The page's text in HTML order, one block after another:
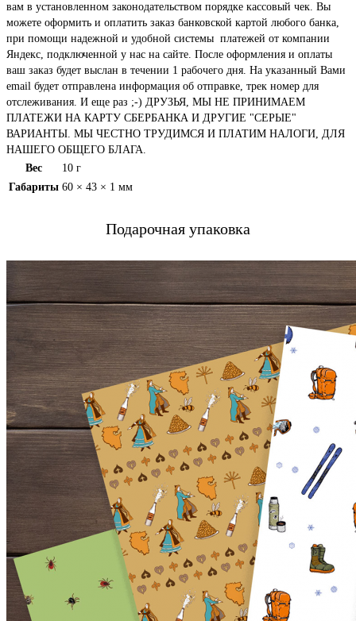
вам в установленном законодательством порядке кассовый чек. Вы
можете оформить и оплатить заказ банковской картой любого банка,
при помощи надежной и удобной системы платежей от компании
Яндекс, подключенной у нас на сайте. После оформления и оплаты
ваш заказ будет выслан в течении 1 рабочего дня. На указанный Вами
email будет отправлена информация об отправке, трек номер для
отслеживания. И еще раз ;-) ДРУЗЬЯ, МЫ НЕ ПРИНИМАЕМ
ПЛАТЕЖИ НА КАРТУ СБЕРБАНКА И ДРУГИЕ "СЕРЫЕ"
ВАРИАНТЫ. МЫ ЧЕСТНО ТРУДИМСЯ И ПЛАТИМ НАЛОГИ, ДЛЯ
НАШЕГО ОБЩЕГО БЛАГА.
Вес
10 г
Габариты 60 × 43 × 1 мм
Подарочная упаковка